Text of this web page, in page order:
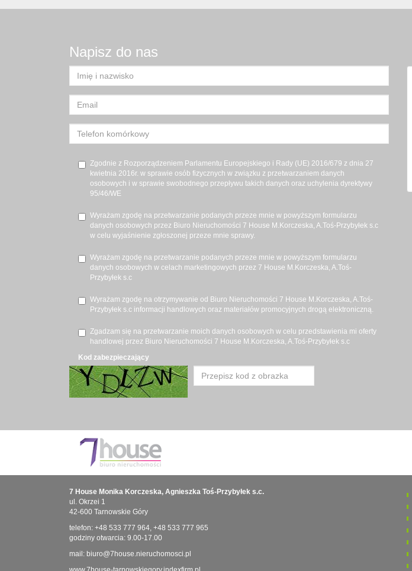
Napisz do nas
Zgodnie z Rozporządzeniem Parlamentu Europejskiego i Rady (UE) 2016/679 z dnia 27
kwietnia 2016r. w sprawie osób fizycznych w związku z przetwarzaniem danych
osobowych i w sprawie swobodnego przepływu takich danych oraz uchylenia dyrektywy
95/46/WE
Wyrażam zgodę na przetwarzanie podanych przeze mnie w powyższym formularzu
danych osobowych przez Biuro Nieruchomości 7 House M.Korczeska, A.Toś-Przybyłek s.c
w celu wyjaśnienie zgłoszonej przeze mnie sprawy.
Wyrażam zgodę na przetwarzanie podanych przeze mnie w powyższym formularzu
danych osobowych w celach marketingowych przez 7 House M.Korczeska, A.Toś-
Przybyłek s.c
Wyrażam zgodę na otrzymywanie od Biuro Nieruchomości 7 House M.Korczeska, A.Toś-
Przybyłek s.c informacji handlowych oraz materiałów promocyjnych drogą elektroniczną.
Zgadzam się na przetwarzanie moich danych osobowych w celu przedstawienia mi oferty
handlowej przez Biuro Nieruchomości 7 House M.Korczeska, A.Toś-Przybyłek s.c
Kod zabezpieczający
7 House Monika Korczeska, Agnieszka Toś-Przybyłek s.c.
ul. Okrzei 1
42-600 Tarnowskie Góry
telefon: +48 533 777 964, +48 533 777 965
godziny otwarcia: 9.00-17.00
mail: biuro@7house.nieruchomosci.pl